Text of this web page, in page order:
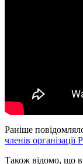
Раніше
членів організації
Також відомо, що в